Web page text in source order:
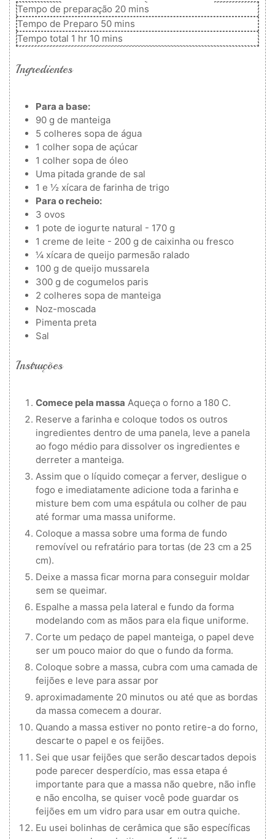
Tempo de preparação 20minutos
mins
Tempo de Preparo 50minutos
mins
Tempo total 1 hora
hr 10minutos
mins
Ingredientes
Para a base:
90 g de manteiga
5 colheres sopa de água
1 colher sopa de açúcar
1 colher sopa de óleo
Uma pitada grande de sal
1 e ½ xícara de farinha de trigo
Para o recheio:
3 ovos
1 pote de iogurte natural - 170 g
1 creme de leite - 200 g de caixinha ou fresco
¼ xícara de queijo parmesão ralado
100 g de queijo mussarela
300 g de cogumelos paris
2 colheres sopa de manteiga
Noz-moscada
Pimenta preta
Sal
Instruções
Comece pela massa Aqueça o forno a 180 C.
Reserve a farinha e coloque todos os outros
ingredientes dentro de uma panela, leve a panela
ao fogo médio para dissolver os ingredientes e
derreter a manteiga.
Assim que o líquido começar a ferver, desligue o
fogo e imediatamente adicione toda a farinha e
misture bem com uma espátula ou colher de pau
até formar uma massa uniforme.
Coloque a massa sobre uma forma de fundo
removível ou refratário para tortas (de 23 cm a 25
cm).
Deixe a massa ficar morna para conseguir moldar
sem se queimar.
Espalhe a massa pela lateral e fundo da forma
modelando com as mãos para ela fique uniforme.
Corte um pedaço de papel manteiga, o papel deve
ser um pouco maior do que o fundo da forma.
Coloque sobre a massa, cubra com uma camada de
feijões e leve para assar por
aproximadamente 20 minutos ou até que as bordas
da massa comecem a dourar.
Quando a massa estiver no ponto retire-a do forno,
descarte o papel e os feijões.
Sei que usar feijões que serão descartados depois
pode parecer desperdício, mas essa etapa é
importante para que a massa não quebre, não infle
e não encolha, se quiser você pode guardar os
feijões em um vidro para usar em outra quiche.
Eu usei bolinhas de cerâmica que são específicas